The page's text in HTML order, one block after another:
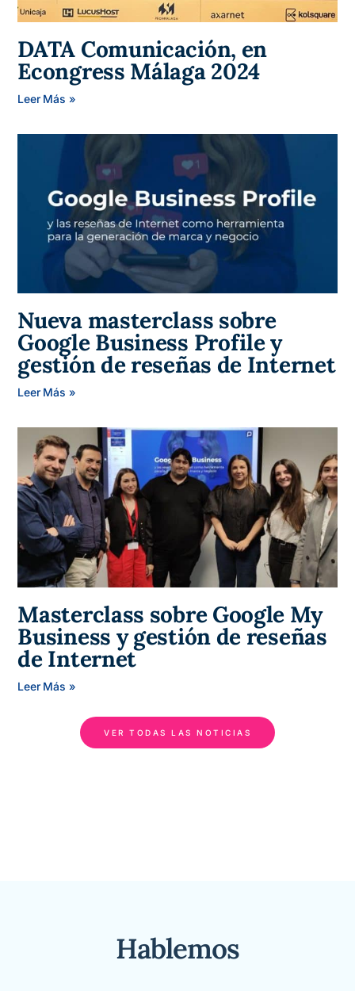
DATA Comunicación, en
Econgress Málaga 2024
Leer Más »
Nueva masterclass sobre
Google Business Profile y
gestión de reseñas de Internet
Leer Más »
Masterclass sobre Google My
Business y gestión de reseñas
de Internet
Leer Más »
VER TODAS LAS NOTICIAS
Hablemos